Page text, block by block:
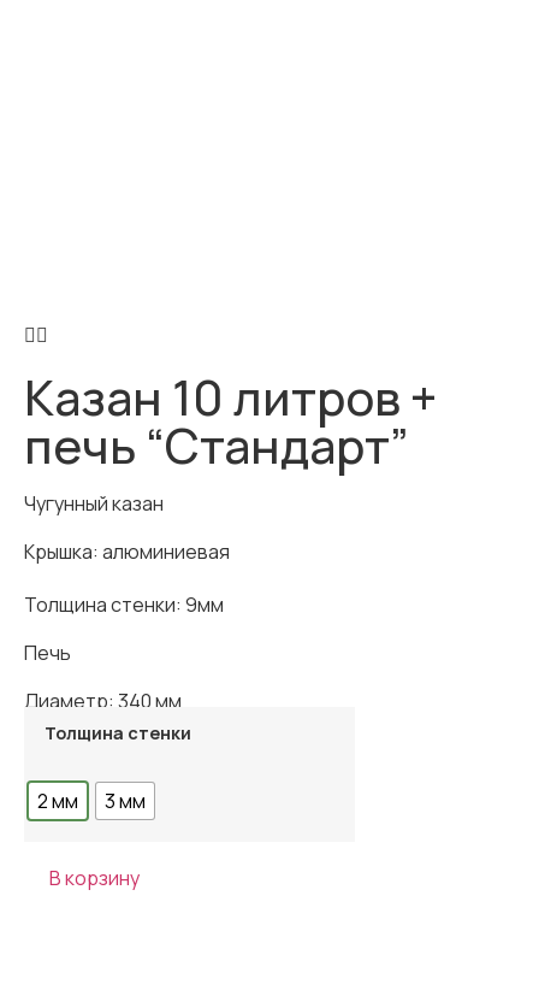
Казан 10 литров +
печь “Стандарт”
Чугунный казан
Крышка: алюминиевая
Толщина стенки: 9мм
Печь
Диаметр: 340 мм
Толщина стенки
2 мм 3 мм
В корзину